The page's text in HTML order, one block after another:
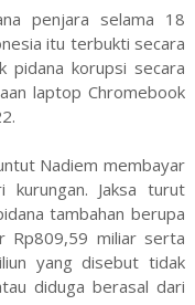
penjara selama 18
itu terbukti secara
pidana korupsi secara
laptop Chromebook
Nadiem membayar
Jaksa turut
tambahan berupa
Rp809,59 miliar serta
yang disebut tidak
diduga berasal dari